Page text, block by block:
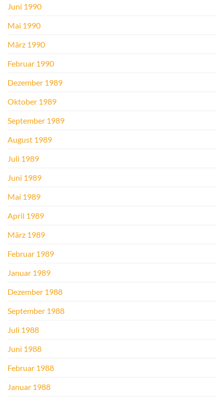
Juni 1990
Mai 1990
März 1990
Februar 1990
Dezember 1989
Oktober 1989
September 1989
August 1989
Juli 1989
Juni 1989
Mai 1989
April 1989
März 1989
Februar 1989
Januar 1989
Dezember 1988
September 1988
Juli 1988
Juni 1988
Februar 1988
Januar 1988